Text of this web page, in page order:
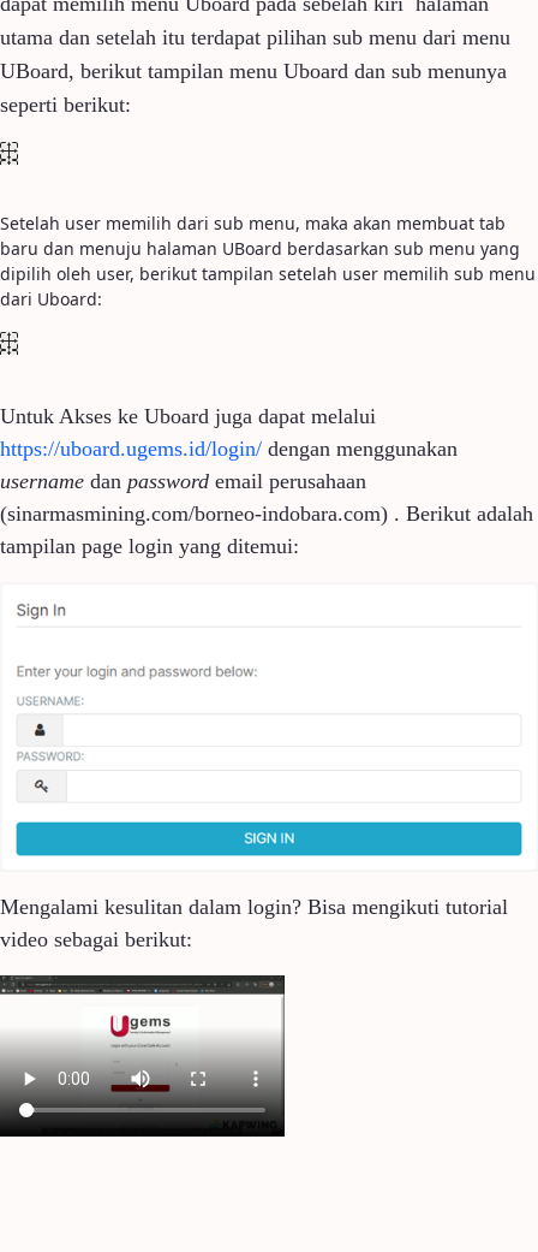
utama dan setelah itu terdapat pilihan sub menu dari menu
UBoard, berikut tampilan menu Uboard dan sub menunya
seperti berikut:
Setelah user memilih dari sub menu, maka akan membuat tab
baru dan menuju halaman UBoard berdasarkan sub menu yang
dipilih oleh user, berikut tampilan setelah user memilih sub menu
dari Uboard:
Untuk Akses ke Uboard juga dapat melalui
https://uboard.ugems.id/login/ dengan menggunakan
username dan password email perusahaan
(sinarmasmining.com/borneo-indobara.com) . Berikut adalah
tampilan page login yang ditemui:
Mengalami kesulitan dalam login? Bisa mengikuti tutorial
video sebagai berikut: